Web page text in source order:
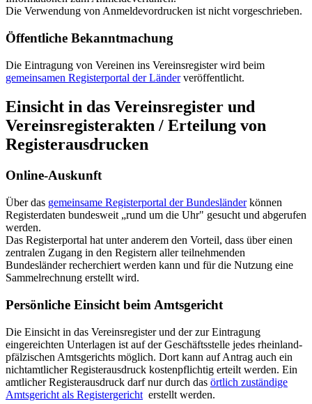
Die Verwendung von Anmeldevordrucken ist nicht vorgeschrieben.
Öffentliche Bekanntmachung
Die Eintragung von Vereinen ins Vereinsregister wird beim
gemeinsamen Registerportal der Länderveröffentlicht.
Einsicht in das Vereinsregister und
Vereinsregisterakten / Erteilung von
Registerausdrucken
Online-Auskunft
Über das gemeinsame Registerportal der Bundesländerkönnen
Registerdaten bundesweit „rund um die Uhr" gesucht und abgerufen
werden.
Das Registerportal hat unter anderem den Vorteil, dass über einen
zentralen Zugang in den Registern aller teilnehmenden
Bundesländer recherchiert werden kann und für die Nutzung eine
Sammelrechnung erstellt wird.
Persönliche Einsicht beim Amtsgericht
Die Einsicht in das Vereinsregister und der zur Eintragung
eingereichten Unterlagen ist auf der Geschäftsstelle jedes rheinland-
pfälzischen Amtsgerichts möglich. Dort kann auf Antrag auch ein
nichtamtlicher Registerausdruck kostenpflichtig erteilt werden. Ein
amtlicher Registerausdruck darf nur durch das örtlich zuständige
Amtsgericht als Registergericht erstellt werden.